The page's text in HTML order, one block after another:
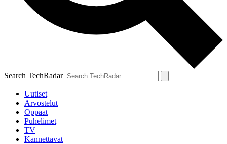
Search TechRadar
Uutiset
Arvostelut
Oppaat
Puhelimet
TV
Kannettavat